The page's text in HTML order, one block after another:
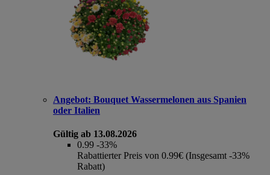
Angebot: Bouquet Wassermelonen aus Spanien
oder Italien
Gültig ab 13.08.2026
0.99 -33%
Rabattierter Preis von 0.99€ (Insgesamt -33%
Rabatt)